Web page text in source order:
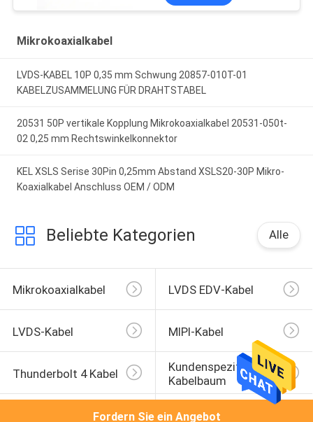
Mikrokoaxialkabel
LVDS-KABEL 10P 0,35 mm Schwung 20857-010T-01
KABELZUSAMMELUNG FÜR DRAHTSTABEL
20531 50P vertikale Kopplung Mikrokoaxialkabel 20531-050t-
02 0,25 mm Rechtswinkelkonnektor
KEL XSLS Serise 30Pin 0,25mm Abstand XSLS20-30P Mikro-
Koaxialkabel Anschluss OEM / ODM
Beliebte Kategorien Alle
Mikrokoaxialkabel LVDS EDV-Kabel
LVDS-Kabel MIPI-Kabel
Thunderbolt 4 Kabel
Kundenspezifischer
Kabelbaum
JST-Kabelbaum Molex Kabel
Fordern Sie ein Angebot